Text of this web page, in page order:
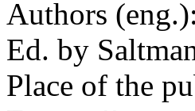
Authors (eng.):
Ed. by
Place of the